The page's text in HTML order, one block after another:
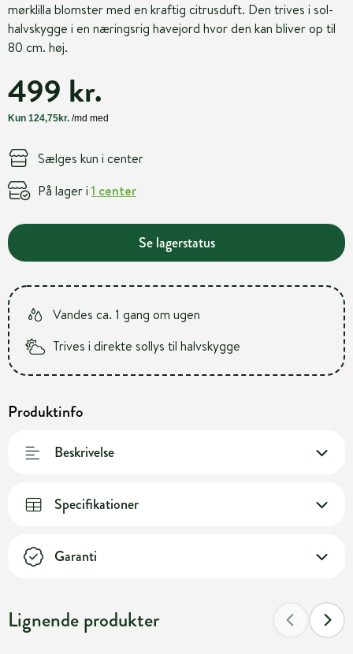
mørklilla blomster med en kraftig citrusduft. Den trives i sol-
halvskygge i en næringsrig havejord hvor den kan bliver op til
80 cm. høj.
499 kr.
Sælges kun i center
På lager i 1 center
Se lagerstatus
Vandes ca. 1 gang om ugen
Trives i direkte sollys til halvskygge
Produktinfo
Beskrivelse
Specifikationer
Garanti
Lignende produkter